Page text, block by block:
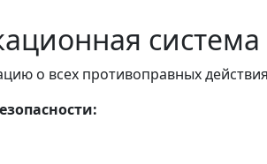
о всех противоправных